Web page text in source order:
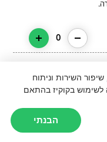
0
השירות וניתוח
בקוקיז בהתאם
הבנתי